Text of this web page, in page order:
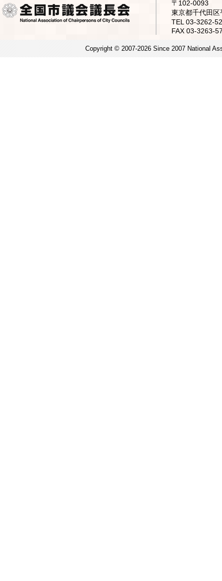
〒102-0093
東京都千代田
TEL 03-3262-
FAX 03-3263-
Copyright © 2007-2026 Since 2007 National